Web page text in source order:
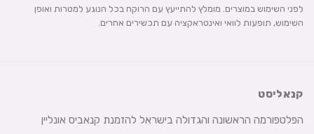
לפני השימוש במוצרים. מומלץ להתייעץ עם הרוקח בכל הנוגע למטרות ואופן
השימוש, תופעות לוואי ואינטראקציה עם תכשירים אחרים.
קנאליסט
הפלטפורמה הראשונה והגדולה בישראל להזמנת קנאביס אונליין